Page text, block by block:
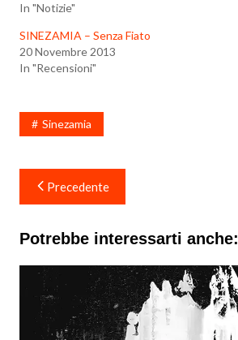
In "Notizie"
SINEZAMIA – Senza Fiato
20 Novembre 2013
In "Recensioni"
Sinezamia
Navigazione
articoli
Precedente
Potrebbe interessarti anche: